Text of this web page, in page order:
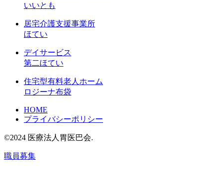
いいとも
居宅介護支援事業所
ほてい
デイサービス
第二ほてい
住宅型有料老人ホーム
ロジーナ布袋
HOME
プライバシーポリシー
©2024 医療法人胃医巴会.
職員募集